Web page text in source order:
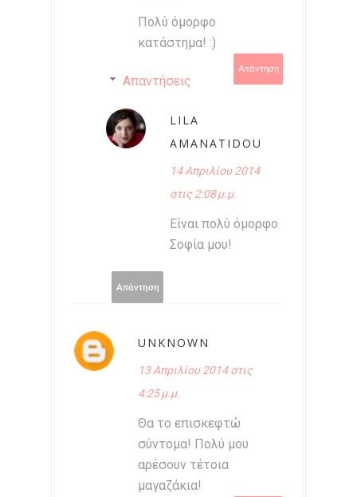
Πολύ όμορφο
κατάστημα! :)
Απάντηση
Απαντήσεις
LILA
AMANATIDOU
14 Απριλίου 2014
στις 2:08 μ.μ.
Είναι πολύ όμορφο
Σοφία μου!
Απάντηση
UNKNOWN
13 Απριλίου 2014 στις
4:25 μ.μ.
Θα το επισκεφτώ
σύντομα! Πολύ μου
αρέσουν τέτοια
μαγαζάκια!